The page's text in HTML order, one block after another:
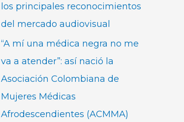
los principales reconocimientos
del mercado audiovisual
“A mí una médica negra no me
va a atender”: así nació la
Asociación Colombiana de
Mujeres Médicas
Afrodescendientes (ACMMA)